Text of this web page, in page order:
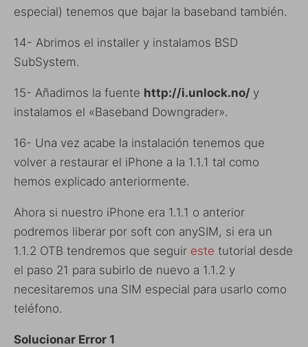
especial) tenemos que bajar la baseband también.
14- Abrimos el installer y instalamos BSD
SubSystem.
15- Añadimos la fuente http://i.unlock.no/ y
instalamos el «Baseband Downgrader».
16- Una vez acabe la instalación tenemos que
volver a restaurar el iPhone a la 1.1.1 tal como
hemos explicado anteriormente.
Ahora si nuestro iPhone era 1.1.1 o anterior
podremos liberar por soft con anySIM, si era un
1.1.2 OTB tendremos que seguir este tutorial desde
el paso 21 para subirlo de nuevo a 1.1.2 y
necesitaremos una SIM especial para usarlo como
teléfono.
Solucionar Error 1